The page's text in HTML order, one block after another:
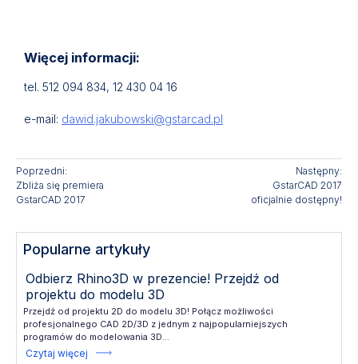
Więcej informacji:
tel. 512 094 834, 12 430 04 16
e-mail: dawid.jakubowski@gstarcad.pl
Poprzedni:
Zbliża się premiera
GstarCAD 2017
Następny:
GstarCAD 2017
oficjalnie dostępny!
Popularne artykuły
Odbierz Rhino3D w prezencie! Przejdź od
projektu do modelu 3D
Przejdź od projektu 2D do modelu 3D! Połącz możliwości
profesjonalnego CAD 2D/3D z jednym z najpopularniejszych
programów do modelowania 3D...
Czytaj więcej